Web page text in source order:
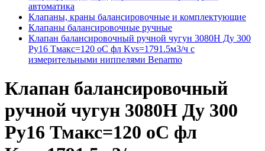
автоматика
Клапаны, краны балансировочные и комплектующие
Клапаны балансировочные ручные
Клапан балансировочный ручной чугун 3080H Ду 300
Ру16 Тмакс=120 оС фл Kvs=1791.5м3/ч с
измерительными ниппелями Benarmo
Клапан балансировочный
ручной чугун 3080H Ду 300
Ру16 Тмакс=120 оС фл